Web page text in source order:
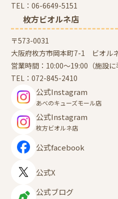
TEL：06-6649-5151
枚方ビオルネ店
〒573-0031
大阪府枚方市岡本町7-1 ビオル
営業時間：10:00～19:00（施設に
TEL：072-845-2410
公式Instagram
あべのキューズモール店
公式Instagram
枚方ビオルネ店
公式facebook
公式X
公式ブログ